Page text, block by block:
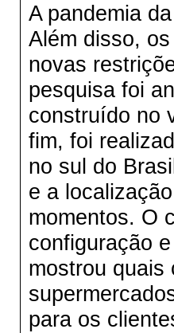
A pandemia
Além disso,
novas
pesquisa foi
construído no
fim, foi
no sul do
e a
momentos. O
configuração
mostrou quais
para os